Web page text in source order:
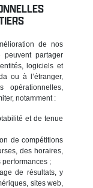
de nos
peuvent partager
logiciels et
ou à l’étranger,
notamment :
et de tenue
de compétitions
des horaires,
performances ;
de résultats, y
sites web,